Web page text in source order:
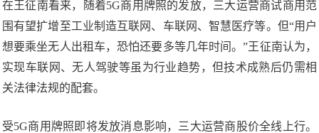
在王征南看来，随着5G商用牌照的发放，三大运营商试商用范
围有望扩增至工业制造互联网、车联网、智慧医疗等。但“用户
想要乘坐无人出租车，恐怕还要多等几年时间。”王征南认为，
实现车联网、无人驾驶等虽为行业趋势，但技术成熟后仍需相
关法律法规的配套。
受5G商用牌照即将发放消息影响，三大运营商股价全线上行。